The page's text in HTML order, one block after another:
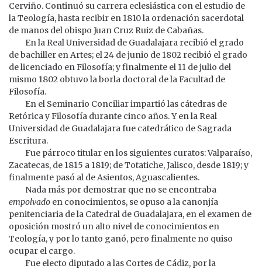
Cerviño. Continuó su carrera eclesiástica con el estudio de
la Teología, hasta recibir en 1810 la ordenación sacerdotal
de manos del obispo Juan Cruz Ruiz de Cabañas.
En la Real Universidad de Guadalajara recibió el grado
de bachiller en Artes; el 24 de junio de 1802 recibió el grado
de licenciado en Filosofía; y finalmente el 11 de julio del
mismo 1802 obtuvo la borla doctoral de la Facultad de
Filosofía.
En el Seminario Conciliar impartió las cátedras de
Retórica y Filosofía durante cinco años. Y en la Real
Universidad de Guadalajara fue catedrático de Sagrada
Escritura.
Fue párroco titular en los siguientes curatos: Valparaíso,
Zacatecas, de 1815 a 1819; de Totatiche, Jalisco, desde 1819; y
finalmente pasó al de Asientos, Aguascalientes.
Nada más por demostrar que no se encontraba
empolvado en conocimientos, se opuso a la canonjía
penitenciaria de la Catedral de Guadalajara, en el examen de
oposición mostró un alto nivel de conocimientos en
Teología, y por lo tanto ganó, pero finalmente no quiso
ocupar el cargo.
Fue electo diputado a las Cortes de Cádiz, por la